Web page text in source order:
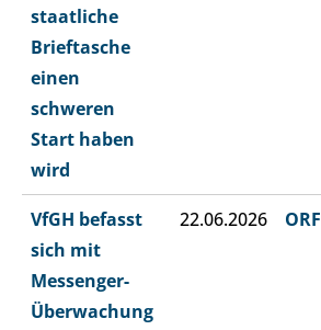
staatliche
Brieftasche
einen
schweren
Start haben
wird
VfGH befasst
sich mit
Messenger-
Überwachung
22.06.2026 ORF